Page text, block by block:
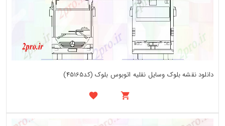
دانلود نقشه بلوک وسایل نقلیه اتوبوس بلوک (کد45165)